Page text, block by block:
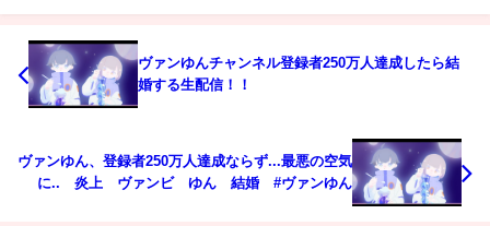
ヴァンゆんチャンネル登録者250万人達成したら結
婚する生配信！！
ヴァンゆん、登録者250万人達成ならず...最悪の空気
に.. 炎上 ヴァンビ ゆん 結婚 #ヴァンゆん